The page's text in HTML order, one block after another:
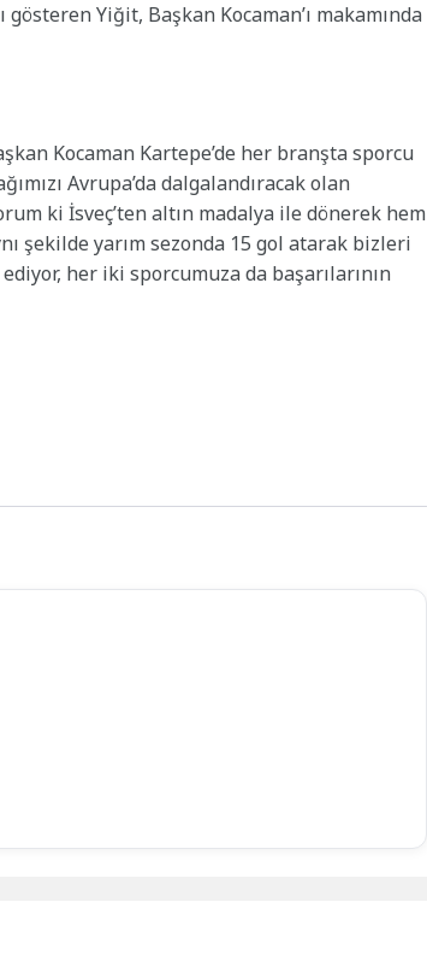
Yiğit, Başkan Kocaman’ı makamında
Kocaman Kartepe’de her branşta sporcu
Avrupa’da dalgalandıracak olan
ki İsveç’ten altın madalya ile dönerek hem
şekilde yarım sezonda 15 gol atarak bizleri
her iki sporcumuza da başarılarının